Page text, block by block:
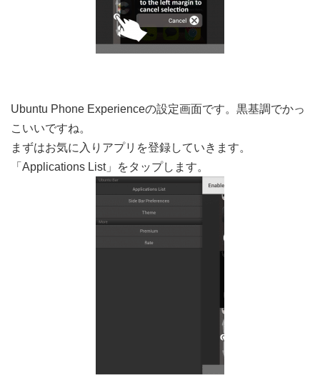
Ubuntu Phone Experienceの設定画面です。黒基調でかっ
こいいですね。
まずはお気に入りアプリを登録していきます。
「Applications List」をタップします。